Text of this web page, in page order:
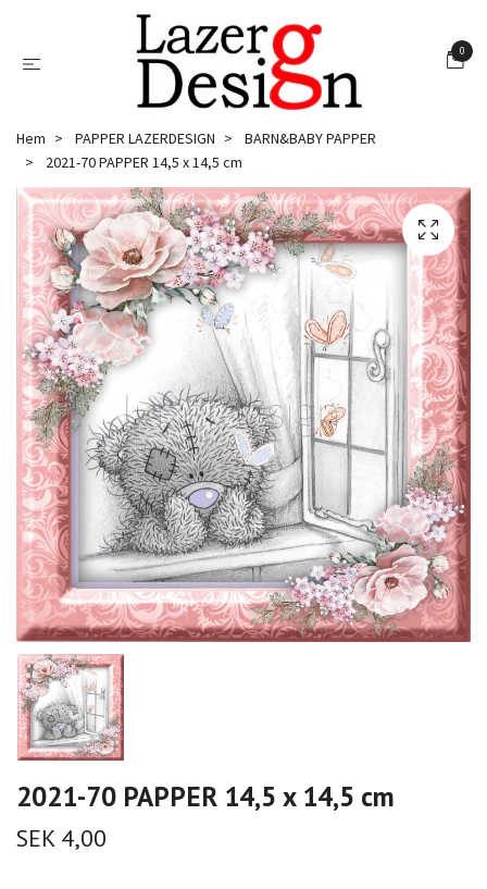
0
Hem PAPPER LAZERDESIGN
BARN&BABY PAPPER
2021-70 PAPPER 14,5 x 14,5 cm
2021-70 PAPPER 14,5 x 14,5 cm
SEK 4,00